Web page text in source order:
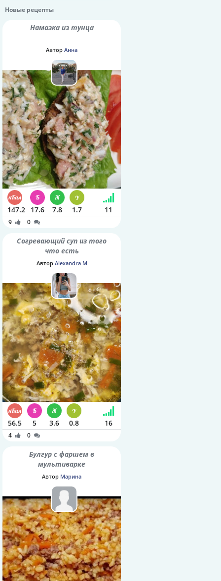
Новые рецепты
Намазка из тунца
Автор Анна
147.2 17.6 7.8 1.7 11
9 0
Согревающий суп из того
что есть
Автор Alexandra M
56.5 5 3.6 0.8 16
4 0
Булгур с фаршем в
мультиварке
Автор Марина